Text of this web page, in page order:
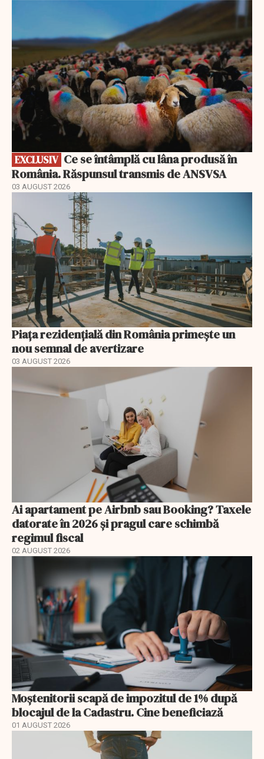
EXCLUSIV
România. Răspunsul transmis de ANSVSA
03 AUGUST 2026
Piața rezidențială din România primește un
nou semnal de avertizare
03 AUGUST 2026
Ai apartament pe Airbnb sau Booking? Taxele
datorate în 2026 și pragul care schimbă
regimul fiscal
02 AUGUST 2026
Moștenitorii scapă de impozitul de 1% după
blocajul de la Cadastru. Cine beneficiază
01 AUGUST 2026